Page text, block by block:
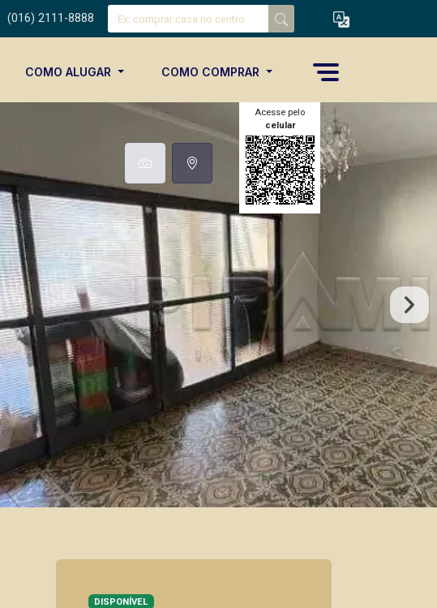
(016) 2111-8888
COMO ALUGAR COMO COMPRAR
Acesse pelo
celular
DISPONÍVEL